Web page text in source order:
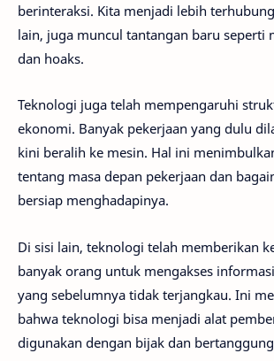
berinteraksi. Kita menjadi lebih
lain, juga muncul tantangan baru seperti
dan hoaks.
Teknologi juga telah mempengaruhi
ekonomi. Banyak pekerjaan yang dulu
kini beralih ke mesin. Hal ini
tentang masa depan pekerjaan dan
bersiap menghadapinya.
Di sisi lain, teknologi telah memberikan
banyak orang untuk mengakses
yang sebelumnya tidak terjangkau. Ini
bahwa teknologi bisa menjadi alat
digunakan dengan bijak dan